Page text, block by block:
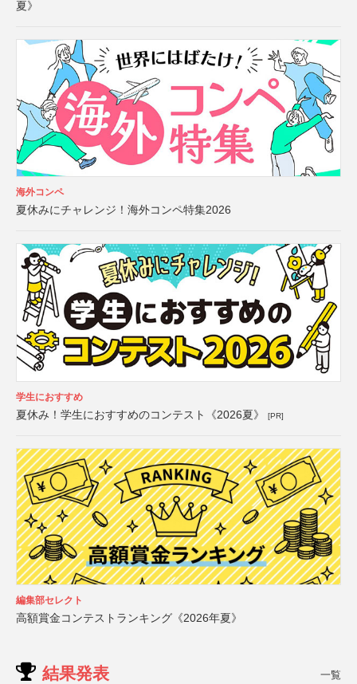
夏》
海外コンペ
夏休みにチャレンジ！海外コンペ特集2026
学生におすすめ
夏休み！学生におすすめのコンテスト《2026夏》 [PR]
編集部セレクト
高額賞金コンテストランキング《2026年夏》
結果発表 一覧